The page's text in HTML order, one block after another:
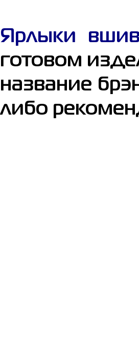
Ярлыки
готовом
название
либо